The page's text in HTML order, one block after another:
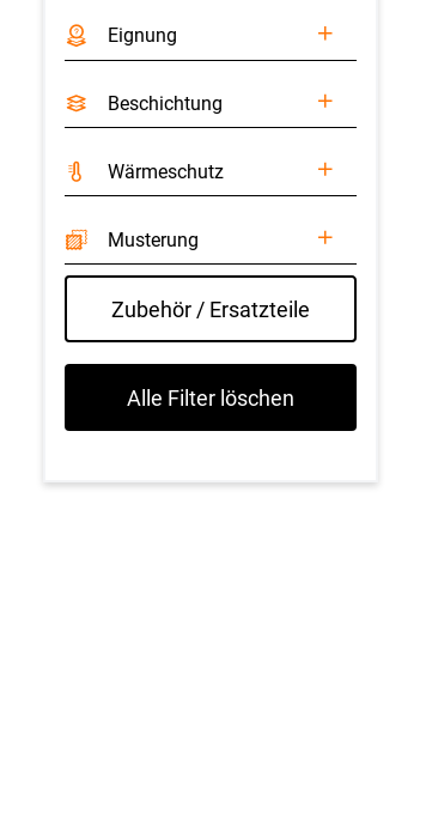
Eignung
Beschichtung
Wärmeschutz
Musterung
Zubehör / Ersatzteile
Alle Filter löschen